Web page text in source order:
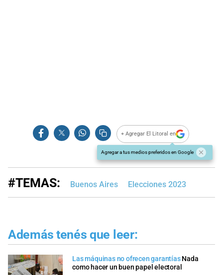
+ Agregar El Litoral en
Agregar a tus medios preferidos en Google
#TEMAS: Buenos Aires Elecciones 2023
Además tenés que leer:
Las máquinas no ofrecen garantías Nada
como hacer un buen papel electoral